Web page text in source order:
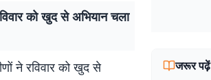
को खुद से अभियान चला
ने रविवार को खुद से
जरूर पढ़ें